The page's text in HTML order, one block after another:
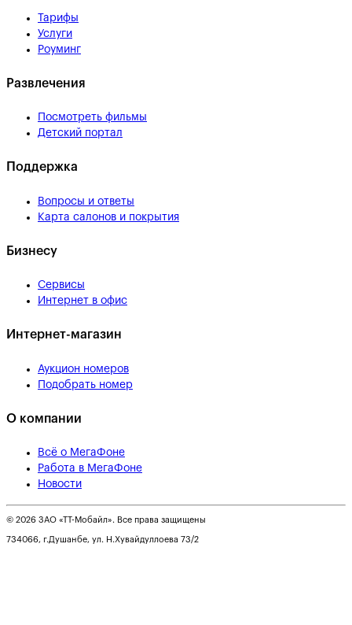
Тарифы
Услуги
Роуминг
Развлечения
Посмотреть фильмы
Детский портал
Поддержка
Вопросы и ответы
Карта салонов и покрытия
Бизнесу
Сервисы
Интернет в офис
Интернет-магазин
Аукцион номеров
Подобрать номер
О компании
Всё о МегаФоне
Работа в МегаФоне
Новости
© 2026 ЗАО «ТТ-Мобайл». Все права защищены
734066, г.Душанбе, ул. Н.Хувайдуллоева 73/2